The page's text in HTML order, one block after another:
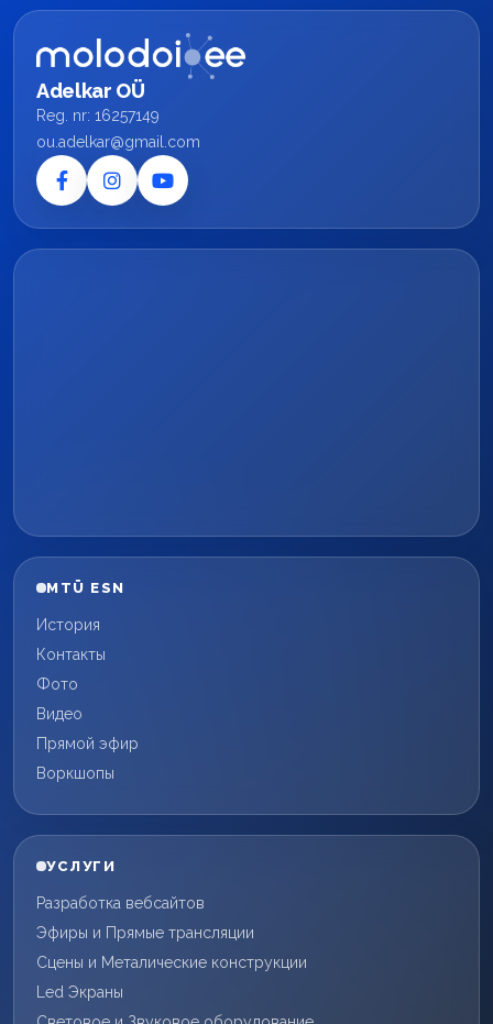
Adelkar OÜ
Reg. nr: 16257149
ou.adelkar@gmail.com
MTÜ ESN
История
Контакты
Фото
Видео
Прямой эфир
Воркшопы
УСЛУГИ
Разработка вебсайтов
Эфиры и Прямые трансляции
Сцены и Металические конструкции
Led Экраны